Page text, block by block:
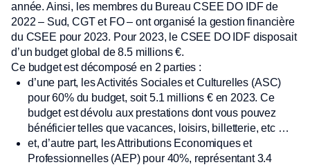
année. Ainsi, les membres du Bureau CSEE DO IDF de
2022 – Sud, CGT et FO – ont organisé la gestion financière
du CSEE pour 2023. Pour 2023, le CSEE DO IDF disposait
d’un budget global de 8.5 millions €.
Ce budget est décomposé en 2 parties :
d’une part, les Activités Sociales et Culturelles (ASC)
pour 60% du budget, soit 5.1 millions € en 2023. Ce
budget est dévolu aux prestations dont vous pouvez
bénéficier telles que vacances, loisirs, billetterie, etc …
et, d’autre part, les Attributions Economiques et
Professionnelles (AEP) pour 40%, représentant 3.4